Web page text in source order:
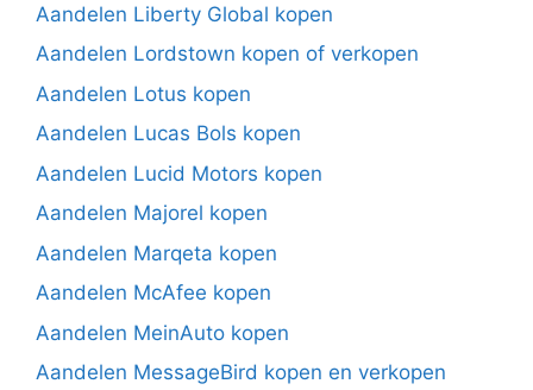
Aandelen Liberty Global kopen
Aandelen Lordstown kopen of verkopen
Aandelen Lotus kopen
Aandelen Lucas Bols kopen
Aandelen Lucid Motors kopen
Aandelen Majorel kopen
Aandelen Marqeta kopen
Aandelen McAfee kopen
Aandelen MeinAuto kopen
Aandelen MessageBird kopen en verkopen